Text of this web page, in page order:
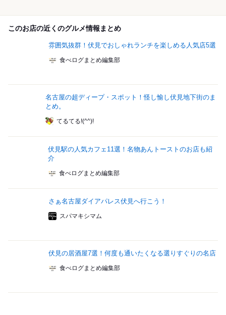
このお店の近くのグルメ情報まとめ
雰囲気抜群！伏見でおしゃれランチを楽しめる人気店5選
食べログまとめ編集部
名古屋の超ディープ・スポット！怪し愉し伏見地下街のま
とめ。
てるてる!(^^)!
伏見駅の人気カフェ11選！名物あんトーストのお店も紹
介
食べログまとめ編集部
さぁ名古屋ダイアパレス伏見へ行こう！
スパマキシマム
伏見の居酒屋7選！何度も通いたくなる選りすぐりの名店
食べログまとめ編集部